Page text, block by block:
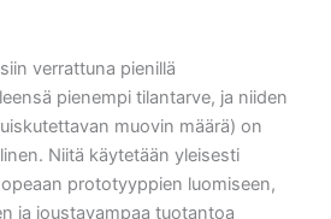
verrattuna pienillä
pienempi tilantarve, ja niiden
muovin määrä) on
Niitä käytetään yleisesti
prototyyppien luomiseen,
ja joustavampaa tuotantoa